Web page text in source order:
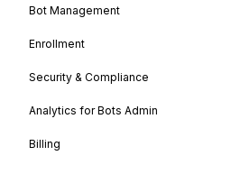
Bot Management
Enrollment
Security & Compliance
Analytics for Bots Admin
Billing